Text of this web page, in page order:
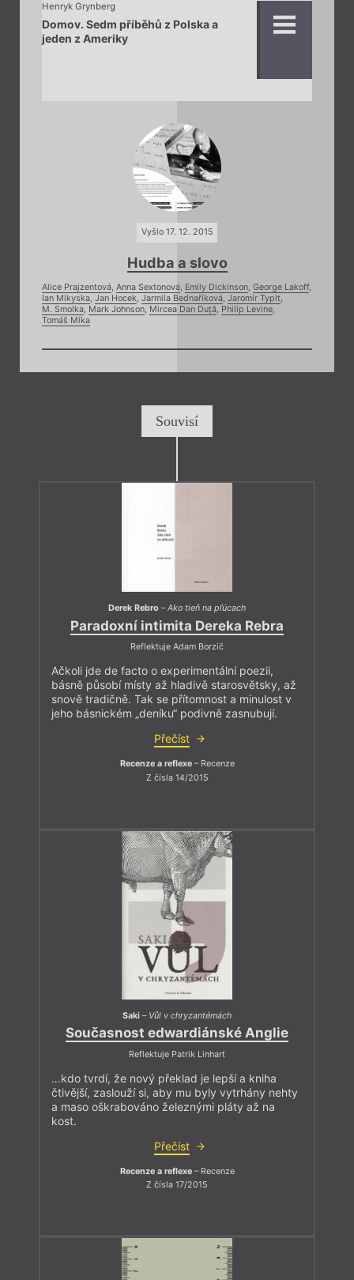
Henryk Grynberg
Domov. Sedm příběhů z Polska a
jeden z Ameriky
Vyšlo 17. 12. 2015
Hudba a slovo
Alice Prajzentová, Anna Sextonová, Emily Dickinson, George Lakoff,
Ian Mikyska, Jan Hocek, Jarmila Bednaříková, Jaromír Typlt,
M. Smolka, Mark Johnson, Mircea Dan Duță, Philip Levine,
Tomáš Míka
Souvisí
Derek Rebro –Ako tieň na pľúcach
Paradoxní intimita Dereka Rebra
Reflektuje Adam Borzič
Ačkoli jde de facto o experimentální poezii,
básně působí místy až hladivě starosvětsky, až
snově tradičně. Tak se přítomnost a minulost v
jeho básnickém „deníku“ podivně zasnubují.
Přečíst
Recenze a reflexe– Recenze
Z čísla 14/2015
Saki – Vůl v chryzantémách
Současnost edwardiánské Anglie
Reflektuje Patrik Linhart
…kdo tvrdí, že nový překlad je lepší a kniha
čtivější, zaslouží si, aby mu byly vytrhány nehty
a maso oškrabováno železnými pláty až na
kost.
Přečíst
Recenze a reflexe– Recenze
Z čísla 17/2015